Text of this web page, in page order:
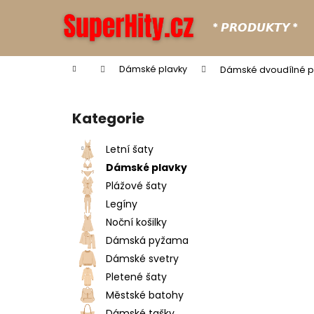
* 𝙋𝙍𝙊𝘿𝙐𝙆𝙏𝙔 *
Domů Dámské plavky Dámské dvoudílné
Přeskočit
kategorie
Kategorie
Letní šaty
Dámské plavky
Plážové šaty
Legíny
Noční košilky
Dámská pyžama
Dámské svetry
Pletené šaty
Městské batohy
í
Zpět
do
Zpět
do